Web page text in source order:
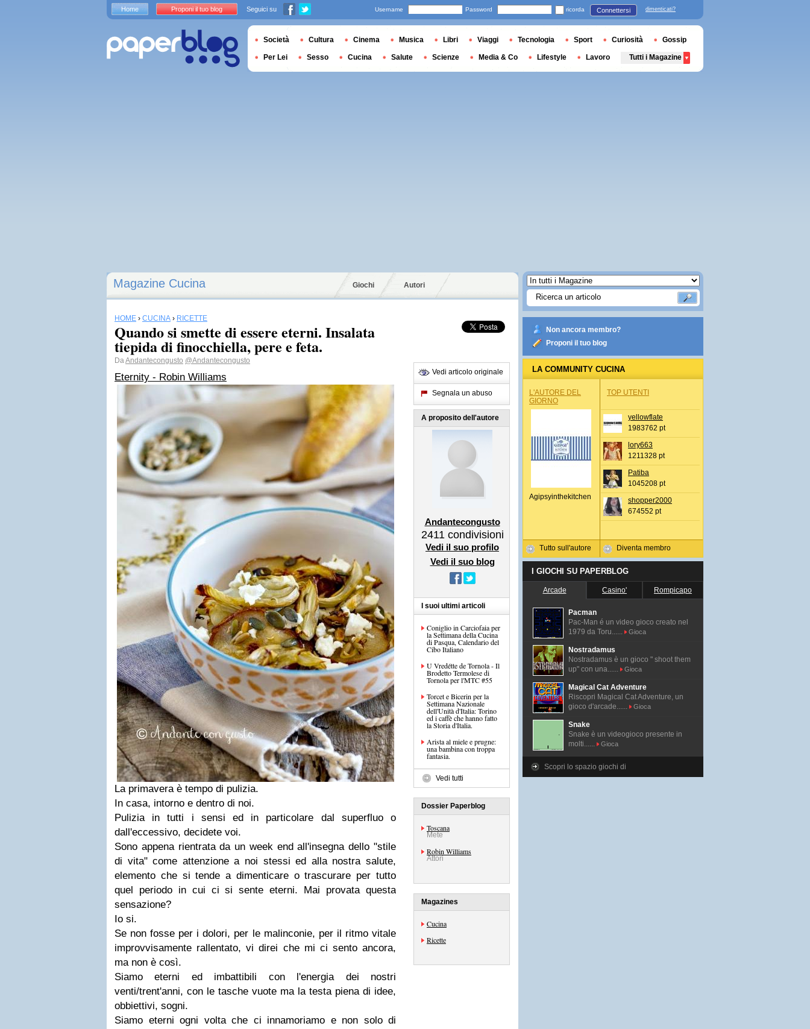
Magazine Cucina Giochi Autori
HOME › CUCINA › RICETTE
Quando si smette di essere eterni. Insalata
tiepida di finocchiella, pere e feta.
DaAndantecongusto @Andantecongusto
Eternity - Robin Williams
La primavera è tempo di pulizia.
In casa, intorno e dentro di noi.
Pulizia in tutti i sensi ed in particolare dal superfluo o
dall'eccessivo, decidete voi.
Sono appena rientrata da un week end all'insegna dello "stile
di vita" come attenzione a noi stessi ed alla nostra salute,
elemento che si tende a dimenticare o trascurare per tutto
quel periodo in cui ci si sente eterni. Mai provata questa
sensazione?
Io si.
Se non fosse per i dolori, per le malinconie, per il ritmo vitale
improvvisamente rallentato, vi direi che mi ci sento ancora,
ma non è così.
Siamo eterni ed imbattibili con l'energia dei nostri
venti/trent'anni, con le tasche vuote ma la testa piena di idee,
obbiettivi, sogni.
Siamo eterni ogni volta che ci innamoriamo e non solo di
Vedi articolo originale
Segnala un abuso
A proposito dell'autore
Andantecongusto
2411 condivisioni
Vedi il suo profilo
Vedi il suo blog
I suoi ultimi articoli
Coniglio in Carciofaia per
la Settimana della Cucina
di Pasqua, Calendario del
Cibo Italiano
U Vredétte de Tornola - Il
Brodetto Termolese di
Tornola per l'MTC #55
Torcet e Bicerin per la
Settimana Nazionale
dell'Unità d'Italia: Torino
ed i caffè che hanno fatto
la Storia d'Italia.
Arista al miele e prugne:
una bambina con troppa
fantasia.
Vedi tutti
Dossier Paperblog
Toscana
Mete
Robin Williams
Attori
Magazines
Cucina
Ricette
Non ancora membro?
Proponi il tuo blog
LA COMMUNITY CUCINA
L'AUTORE DEL
GIORNO
Agipsyinthekitchen
Tutto sull'autore
TOP UTENTI
yellowflate
1983762 pt
lory663
1211328 pt
Patiba
1045208 pt
shopper2000
674552 pt
Diventa membro
I GIOCHI SU PAPERBLOG
Arcade Casino' Rompicapo
Pacman
Pac-Man é un video gioco creato nel
1979 da Toru......
Gioca
Nostradamus
Nostradamus è un gioco " shoot them
up" con una......
Gioca
Magical Cat Adventure
Riscopri Magical Cat Adventure, un
gioco d'arcade......
Gioca
Snake
Snake è un videogioco presente in
molti......
Gioca
Scopri lo spazio giochi di
Home Proponi il tuo blog Seguici su Username Password ricorda Connettersi dimenticati?
Società Cultura Cinema Musica Libri Viaggi Tecnologia Sport Curiosità Gossip
Per Lei Sesso Cucina Salute Scienze Media & Co Lifestyle Lavoro Tutti i Magazine